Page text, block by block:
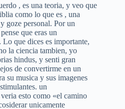
, es una teoria, y veo que
como lo que es , una
goze personal. Por un
que eras un
que dices es importante,
la ciencia tambien, yo
hindus, y senti gran
de convertirme en un
su musica y sus imagenes
un
esto como «el camino
unicamente